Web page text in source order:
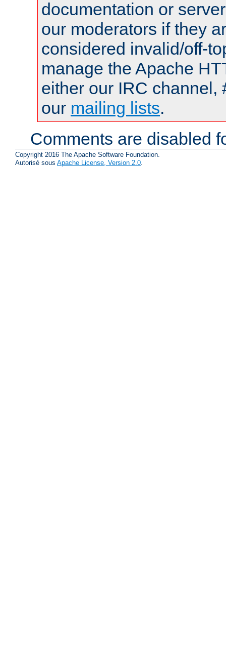
documentation or
our moderators if they
considered invalid/off-
manage the Apache
either our IRC channel,
our mailing lists.
Comments are disabled
Copyright 2016 The Apache Software Foundation.
Autorisé sous Apache License, Version 2.0